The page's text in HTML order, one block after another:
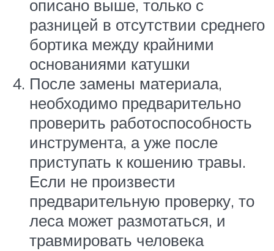
описано выше, только с
разницей в отсутствии среднего
бортика между крайними
основаниями катушки
После замены материала,
необходимо предварительно
проверить работоспособность
инструмента, а уже после
приступать к кошению травы.
Если не произвести
предварительную проверку, то
леса может размотаться, и
травмировать человека